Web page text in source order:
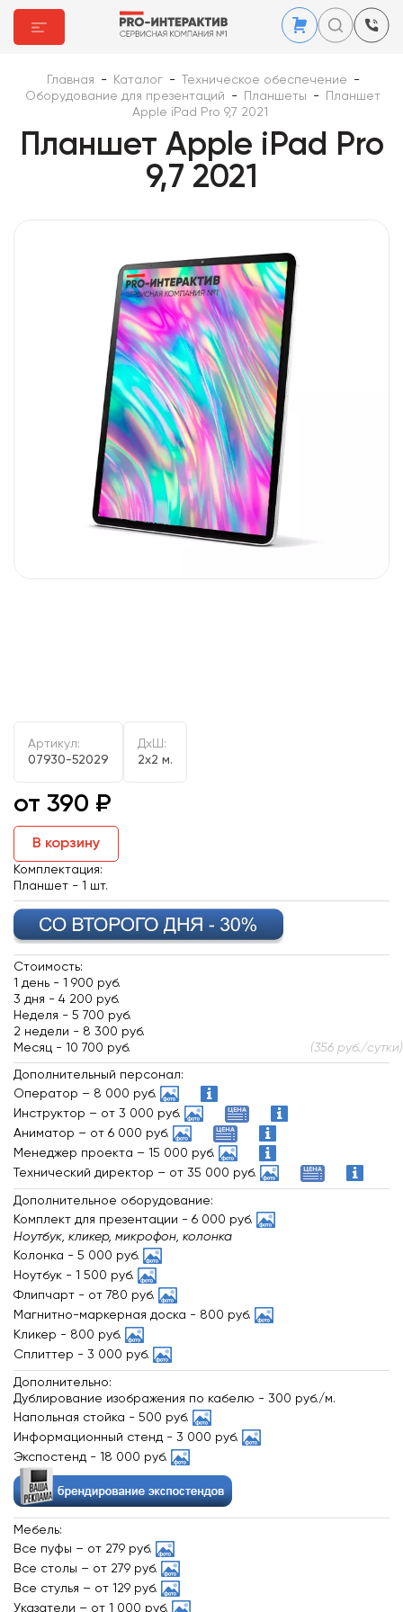
Главная - Каталог - Техническое обеспечение
-
Оборудование для презентаций
- Планшеты -
Планшет
Apple iPad Pro 9,7 2021
Планшет Apple iPad Pro
9,7 2021
Артикул:
07930-52029
ДxШ:
2x2 м.
от 390 ₽
В корзину
Комплектация:
Планшет - 1 шт.
Стоимость:
1 день - 1 900 руб.
3 дня - 4 200 руб.
Неделя - 5 700 руб.
2 недели - 8 300 руб.
Месяц - 10 700 руб. (356 руб./сутки)
Дополнительный персонал:
Оператор – 8 000 руб.
Инструктор – от 3 000 руб.
Аниматор – от 6 000 руб.
Менеджер проекта – 15 000 руб.
Технический директор – от 35 000 руб.
Дополнительное оборудование:
Комплект для презентации - 6 000 руб.
Ноутбук, кликер, микрофон, колонка
Колонка - 5 000 руб.
Ноутбук - 1 500 руб.
Флипчарт - от 780 руб.
Магнитно-маркерная доска - 800 руб.
Кликер - 800 руб.
Сплиттер - 3 000 руб.
Дополнительно:
Дублирование изображения по кабелю - 300 руб./м.
Напольная стойка - 500 руб.
Информационный стенд - 3 000 руб.
Экспостенд - 18 000 руб.
Мебель:
Все пуфы – от 279 руб.
Все столы – от 279 руб.
Все стулья – от 129 руб.
Указатели – от 1 000 руб.